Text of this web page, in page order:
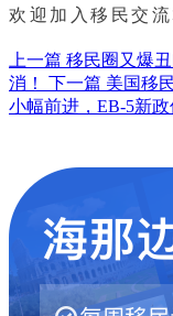
欢迎加入移民交流
上一篇 移民圈又爆
消！ 下一篇 美国移
小幅前进，EB-5新